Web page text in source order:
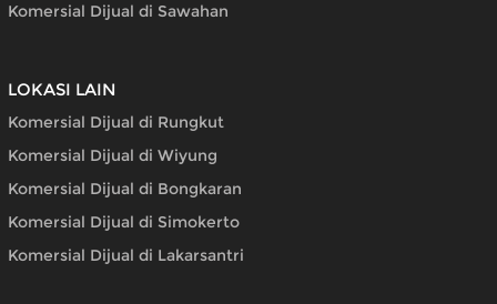
Komersial Dijual di Sawahan
LOKASI LAIN
Komersial Dijual di Rungkut
Komersial Dijual di Wiyung
Komersial Dijual di Bongkaran
Komersial Dijual di Simokerto
Komersial Dijual di Lakarsantri